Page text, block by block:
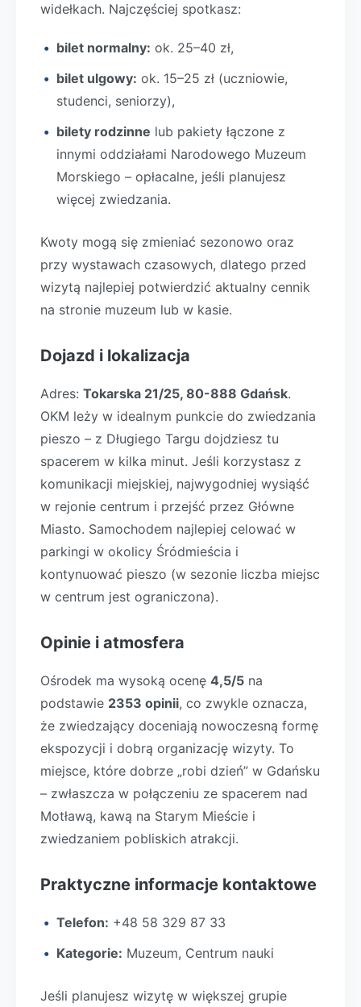
widełkach. Najczęściej spotkasz:
bilet normalny: ok. 25–40 zł,
bilet ulgowy: ok. 15–25 zł (uczniowie,
studenci, seniorzy),
bilety rodzinne lub pakiety łączone z
innymi oddziałami Narodowego Muzeum
Morskiego – opłacalne, jeśli planujesz
więcej zwiedzania.
Kwoty mogą się zmieniać sezonowo oraz
przy wystawach czasowych, dlatego przed
wizytą najlepiej potwierdzić aktualny cennik
na stronie muzeum lub w kasie.
Dojazd i lokalizacja
Adres: Tokarska 21/25, 80-888 Gdańsk.
OKM leży w idealnym punkcie do zwiedzania
pieszo – z Długiego Targu dojdziesz tu
spacerem w kilka minut. Jeśli korzystasz z
komunikacji miejskiej, najwygodniej wysiąść
w rejonie centrum i przejść przez Główne
Miasto. Samochodem najlepiej celować w
parkingi w okolicy Śródmieścia i
kontynuować pieszo (w sezonie liczba miejsc
w centrum jest ograniczona).
Opinie i atmosfera
Ośrodek ma wysoką ocenę 4,5/5 na
podstawie 2353 opinii, co zwykle oznacza,
że zwiedzający doceniają nowoczesną formę
ekspozycji i dobrą organizację wizyty. To
miejsce, które dobrze „robi dzień” w Gdańsku
– zwłaszcza w połączeniu ze spacerem nad
Motławą, kawą na Starym Mieście i
zwiedzaniem pobliskich atrakcji.
Praktyczne informacje kontaktowe
Telefon: +48 58 329 87 33
Kategorie: Muzeum, Centrum nauki
Jeśli planujesz wizytę w większej grupie